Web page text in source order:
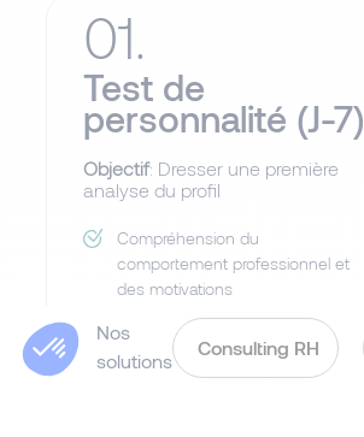
01.
Test de
personnalité (J-7)
Objectif: Dresser une première
analyse du profil
Compréhension du
comportement professionnel et
des motivations
Test de raisonnement et
d'apprentissage
Autres tests psychométriques
Nos
solutions
Consulting RH